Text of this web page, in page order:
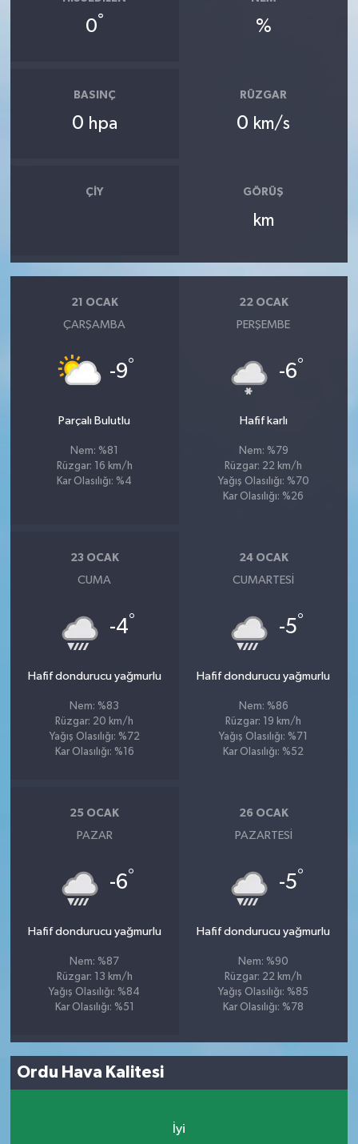
0° %
BASINÇ
0 hpa
RÜZGAR
0 km/s
ÇIY GÖRÜŞ
km
21 OCAK
ÇARŞAMBA
-9°
Parçalı Bulutlu
Nem: %81
Rüzgar: 16 km/h
Kar Olasılığı: %4
22 OCAK
PERŞEMBE
-6°
Hafif karlı
Nem: %79
Rüzgar: 22 km/h
Yağış Olasılığı: %70
Kar Olasılığı: %26
23 OCAK
CUMA
-4°
Hafif dondurucu yağmurlu
Nem: %83
Rüzgar: 20 km/h
Yağış Olasılığı: %72
Kar Olasılığı: %16
24 OCAK
CUMARTESI
-5°
Hafif dondurucu yağmurlu
Nem: %86
Rüzgar: 19 km/h
Yağış Olasılığı: %71
Kar Olasılığı: %52
25 OCAK
PAZAR
-6°
Hafif dondurucu yağmurlu
Nem: %87
Rüzgar: 13 km/h
Yağış Olasılığı: %84
Kar Olasılığı: %51
26 OCAK
PAZARTESI
-5°
Hafif dondurucu yağmurlu
Nem: %90
Rüzgar: 22 km/h
Yağış Olasılığı: %85
Kar Olasılığı: %78
Ordu Hava Kalitesi
İyi